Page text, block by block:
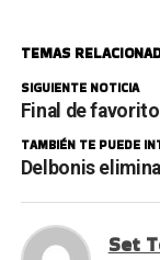
TEMAS
SIGUIENTE NOTICIA
Final de
TAMBIÉN TE PUEDE
Delbonis
Set